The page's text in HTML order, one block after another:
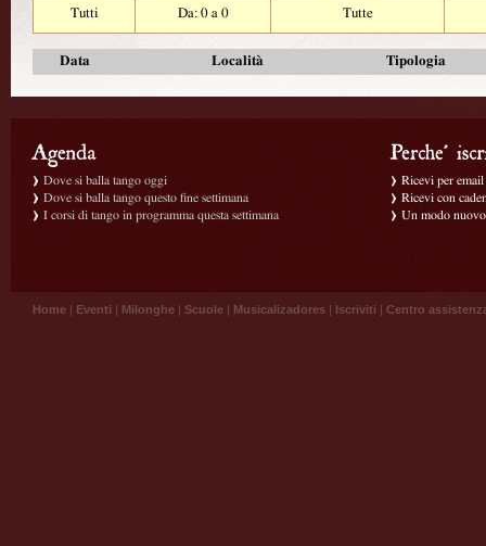
Tutti
Da: 0 a 0 Tutte
Data Località Tipologia
Dove si balla tango oggi
Dove si balla tango questo fine settimana
I corsi di tango in programma questa settimana
Ricevi per
Ricevi con
Un modo
Home | Eventi | Milonghe | Scuole | Musicalizadores | Iscriviti | Centro